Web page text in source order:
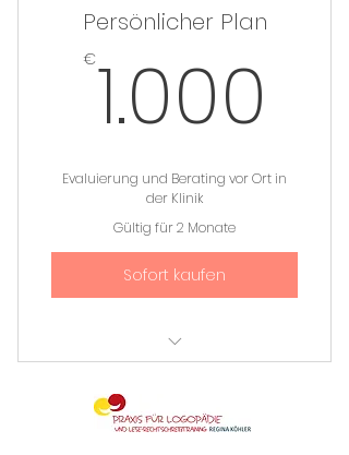
Ich bin ein Vorteil.
Persönlicher Plan
€1.000
Evaluierung und Berating vor Ort in
der Klinik
Gültig für 2 Monate
Sofort kaufen
Ich bin ein Vorteil.